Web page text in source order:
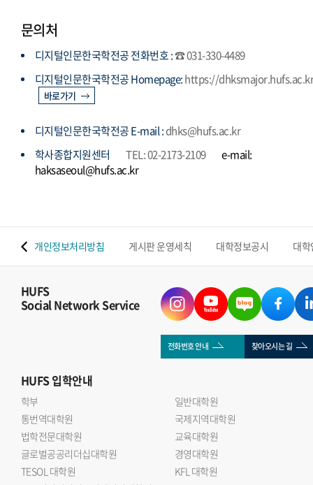
문의처
디지털인문한국학전공 전화번호 :☎ 031-330-4489
디지털인문한국학전공 Homepage:https://
바로가기
디지털인문한국학전공 E-mail :dhks@hufs.ac.kr
학사종합지원센터
TEL: 02-2173-2109
e-mail:
haksaseoul@hufs.ac.kr
개인정보처리방침 게시판 운영세칙 대학정보공시 대
HUFS
Social Network Service
전화번호 안내 찾아오시는 길
HUFS입학안내
학부
일반대학원
통번역대학원
국제지역대학원
법학전문대학원
교육대학원
글로벌공공리더십대학원
경영대학원
TESOL 대학원
KFL 대학원